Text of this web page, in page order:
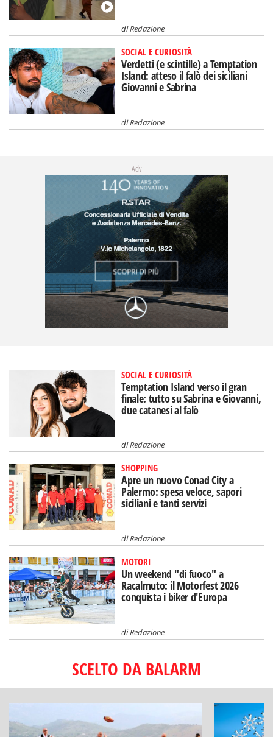
diRedazione
SOCIAL E CURIOSITÀ
Verdetti (e scintille) a Temptation
Island: atteso il falò dei siciliani
Giovanni e Sabrina
diRedazione
Adv
SOCIAL E CURIOSITÀ
Temptation Island verso il gran
finale: tutto su Sabrina e Giovanni,
due catanesi al falò
diRedazione
SHOPPING
Apre un nuovo Conad City a
Palermo: spesa veloce, sapori
siciliani e tanti servizi
diRedazione
MOTORI
Un weekend "di fuoco" a
Racalmuto: il Motorfest 2026
conquista i biker d'Europa
diRedazione
SCELTO DA BALARM